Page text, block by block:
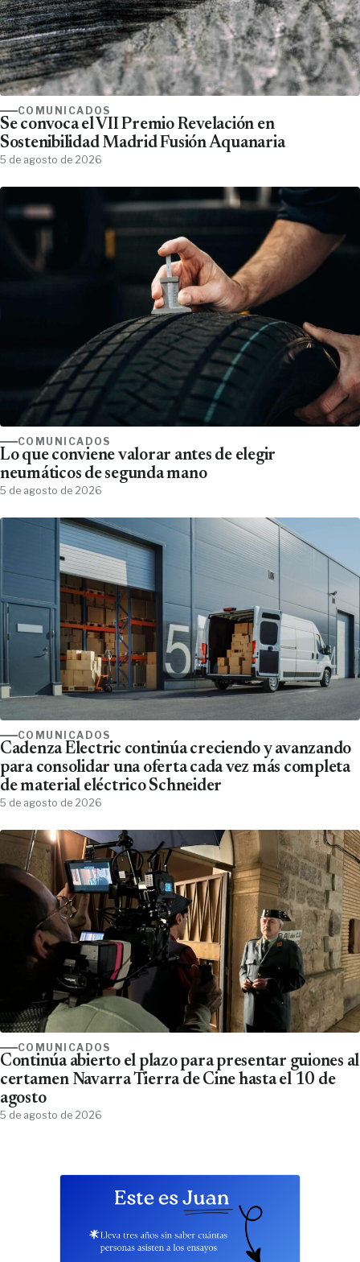
COMUNICADOS
Se convoca el VII Premio Revelación en
Sostenibilidad Madrid Fusión Aquanaria
5 de agosto de 2026
COMUNICADOS
Lo que conviene valorar antes de elegir
neumáticos de segunda mano
5 de agosto de 2026
COMUNICADOS
Cadenza Electric continúa creciendo y avanzando
para consolidar una oferta cada vez más completa
de material eléctrico Schneider
5 de agosto de 2026
COMUNICADOS
Continúa abierto el plazo para presentar guiones al
certamen Navarra Tierra de Cine hasta el 10 de
agosto
5 de agosto de 2026